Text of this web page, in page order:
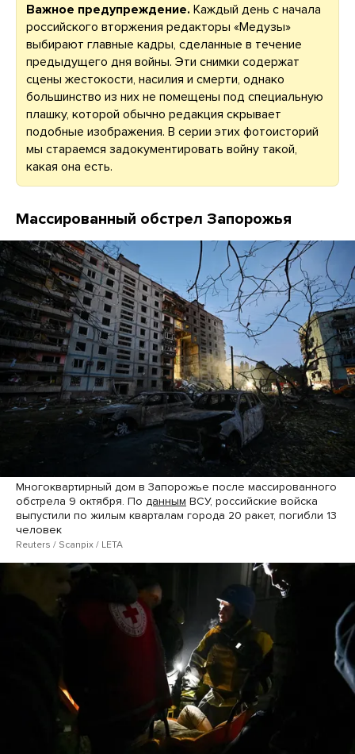
Важное предупреждение. Каждый день с начала
российского вторжения редакторы «Медузы»
выбирают главные кадры, сделанные в течение
предыдущего дня войны. Эти снимки содержат
сцены жестокости, насилия и смерти, однако
большинство из них не помещены под специальную
плашку, которой обычно редакция скрывает
подобные изображения. В серии этих фотоисторий
мы стараемся задокументировать войну такой,
какая она есть.
Массированный обстрел Запорожья
Многоквартирный дом в Запорожье после массированного
обстрела 9 октября. По данным ВСУ, российские войска
выпустили по жилым кварталам города 20 ракет, погибли 13
человек
Reuters / Scanpix / LETA